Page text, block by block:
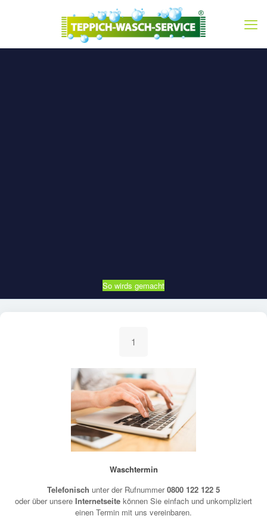
So wirds gemacht
1
Waschtermin
Telefonisch unter der Rufnummer0800 122 122 5
oder über unsere Internetseite können Sie einfach und unkompliziert
einen Termin mit uns vereinbaren.